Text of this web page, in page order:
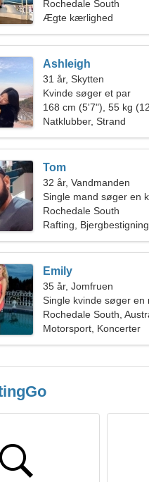
Rochedale South
Ægte kærlighed
Ashleigh
31 år, Skytten
Kvinde søger et par
168 cm (5'7"), 55 kg
Natklubber, Strand
Tom
32 år, Vandmanden
Single mand søger en
Rochedale South
Rafting, Bjergbestigning
Emily
35 år, Jomfruen
Single kvinde søger en
Rochedale South,
Motorsport, Koncerter